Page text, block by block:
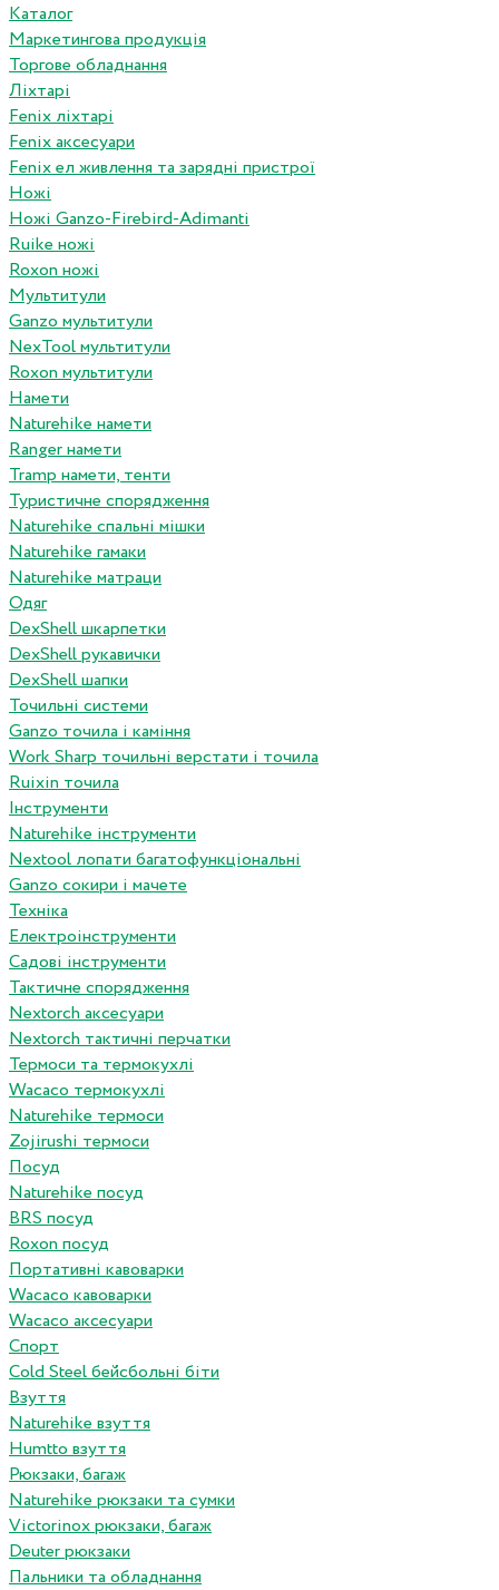
Каталог
Маркетингова продукція
Торгове обладнання
Ліхтарі
Fenix ліхтарі
Fenix аксесуари
Fenix ел живлення та зарядні пристрої
Ножі
Ножі Ganzo-Firebird-Adimanti
Ruike ножі
Roxon ножi
Мультитули
Ganzo мультитули
NexTool мультитули
Roxon мультитули
Намети
Naturehike намети
Ranger намети
Tramp намети, тенти
Туристичне спорядження
Naturehike спальні мішки
Naturehike гамаки
Naturehike матраци
Одяг
DexShell шкарпетки
DexShell рукавички
DexShell шапки
Точильні системи
Ganzo точила і каміння
Work Sharp точильні верстати і точила
Ruixin точила
Інструменти
Naturehike інструменти
Nextool лопати багатофункціональні
Ganzo сокири і мачете
Техніка
Електроінструменти
Садові інструменти
Тактичне спорядження
Nextorch аксесуари
Nextorch тактичні перчатки
Термоси та термокухлі
Wacaco термокухлі
Naturehike термоси
Zojirushi термоси
Посуд
Naturehike посуд
BRS посуд
Roxon посуд
Портативні кавоварки
Wacaco кавоварки
Wacaco аксесуари
Спорт
Cold Steel бейсбольні біти
Взуття
Naturehike взуття
Humtto взуття
Рюкзаки, багаж
Naturehike рюкзаки та сумки
Victorinox рюкзаки, багаж
Deuter рюкзаки
Пальники та обладнання